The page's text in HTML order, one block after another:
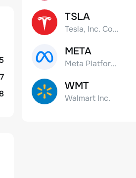
TSLA
Tesla, Inc. Common Stock
META
Meta Platforms, Inc. Class A Common Stock
WMT
Walmart Inc.